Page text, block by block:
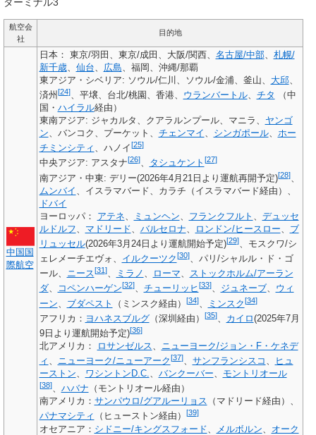
ターミナル3
航空会
社
目的地
中国国
際航空
日本： 東京/羽田、東京/成田、大阪/関西、 名古屋/中部、 札幌/
新千歳、 仙台、 広島、福岡、沖縄/那覇
東アジア・シベリア: ソウル/仁川、ソウル/金浦、釜山、 大邱、
済州 [24]、平壌、台北/桃園、香港、 ウランバートル、 チタ
（中
国・ ハイラル経由）
東南アジア: ジャカルタ、クアラルンプール、マニラ、
ヤンゴ
ン、バンコク、プーケット、 チェンマイ 、 シンガポール、 ホー
チミンシティ 、ハノイ [25]
中央アジア: アスタナ[26]、 タシュケント [27]
南アジア・中東: デリー(2026年4月21日より運航再開予定)[28]、
ムンバイ
、イスラマバード、カラチ（イスラマバード経由）、
ドバイ
ヨーロッパ： アテネ ミュンヘン フランクフルト
デュッセ
ルドルフ
マドリード バルセロナ ロンドン/ヒースロー
ブ
リュッセル(2026年3月24日より運航開始予定)[29]、モスクワ/シ
ェレメーチエヴォ、
イルクーツク[30]、パリ/シャルル・ド・ゴ
ール、
ニース[31]、 ミラノ 、 ローマ、
ストックホルム/アーラン
ダ、 コペンハーゲン[32]、 チューリッヒ [33]、 ジュネーブ、
ウィ
ーン
ブダペスト （ミンスク経由） [34]、 ミンスク[34]
アフリカ ： ヨハネスブルグ（深圳経由） [35]、 カイロ(2025年7月
9日より運航開始予定)[36]
北アメリカ ： ロサンゼルス、
ニューヨーク/ジョン・F・ケネデ
ィ 、 ニューヨーク/ニューアーク[37]、 サンフランシスコ 、
ヒュ
ーストン、 ワシントンD.C.、 バンクーバー、 モントリオール
[38]、 ハバナ （モントリオール経由）
南アメリカ ： サンパウロ/グアルーリョス （マドリード経由）、
パナマシティ
（ヒューストン経由） [39]
オセアニア ： シドニー/キングスフォード メルボルン
オーク